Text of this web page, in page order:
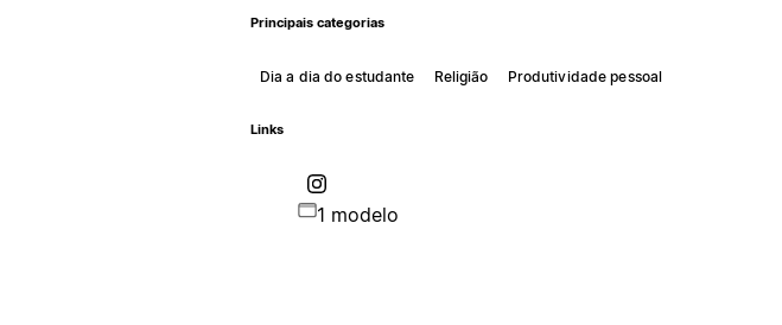
Principais categorias
Dia a dia do estudante Religião Produtividade pessoal
Links
1 modelo